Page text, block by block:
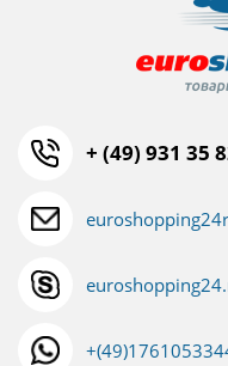
+ (49) 931 35